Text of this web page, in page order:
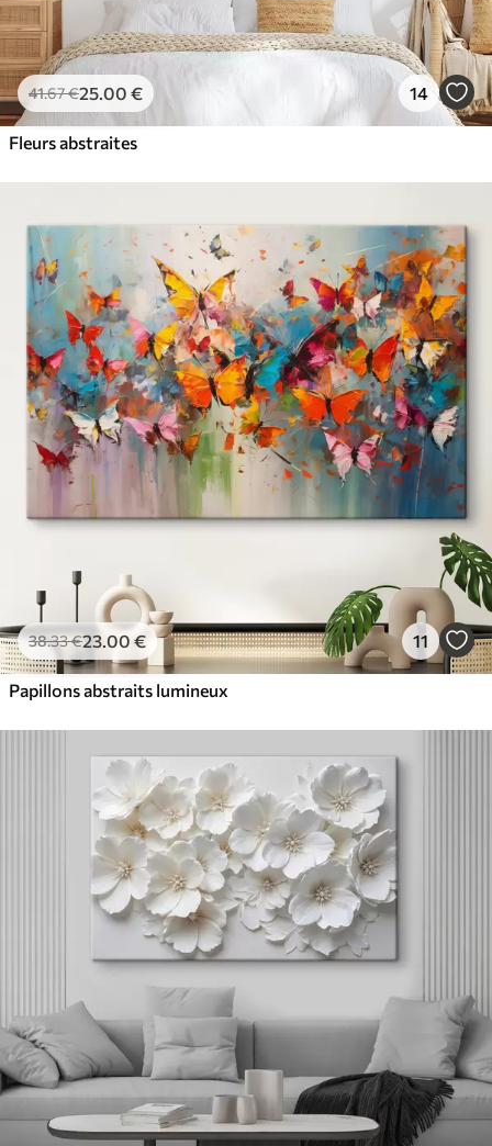
41.67€25.00 € 14
Fleurs abstraites
38.33€23.00 € 11
Papillons abstraits lumineux